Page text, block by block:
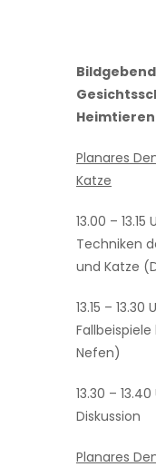
Heimtieren
Planares
Katze
13.00 – 13.15
Techniken
und Katze
13.15 – 13.30
Fallbeispiele
Nefen)
13.30 – 13.40
Diskussion
Planares